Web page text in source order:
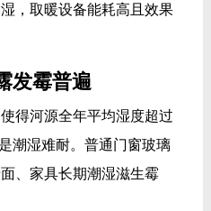
，取暖设备能耗高且效果
发霉普遍
得河源全年平均湿度超过
潮湿难耐。普通门窗玻璃
、家具长期潮湿滋生霉